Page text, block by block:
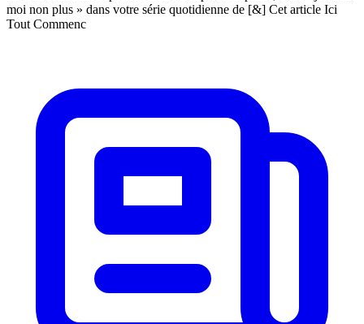
moi non plus » dans votre série quotidienne de [&] Cet article Ici
Tout Commenc